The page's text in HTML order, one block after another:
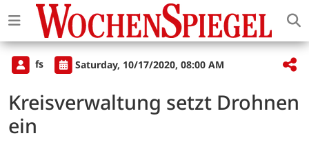
fs Saturday, 10/17/2020, 08:00 AM
Kreisverwaltung setzt Drohnen
ein